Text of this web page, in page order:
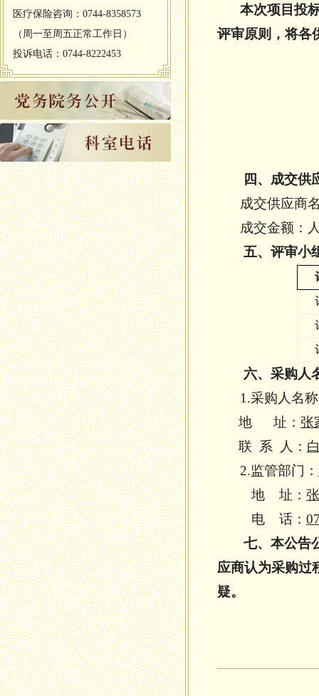
医疗保险咨询：0744-8358573
（周一至周五正常工作日）
投诉电话：0744-8222453
本次项目投
评审原则，将各
四、成交供
成交供应商
成交金额：
五、评审小
六、采购人
1.采购人名
地 址： 张
联 系 人：
2.监管部门：
地 址：
电 话：
七、本公告
应商认为采购过
疑。